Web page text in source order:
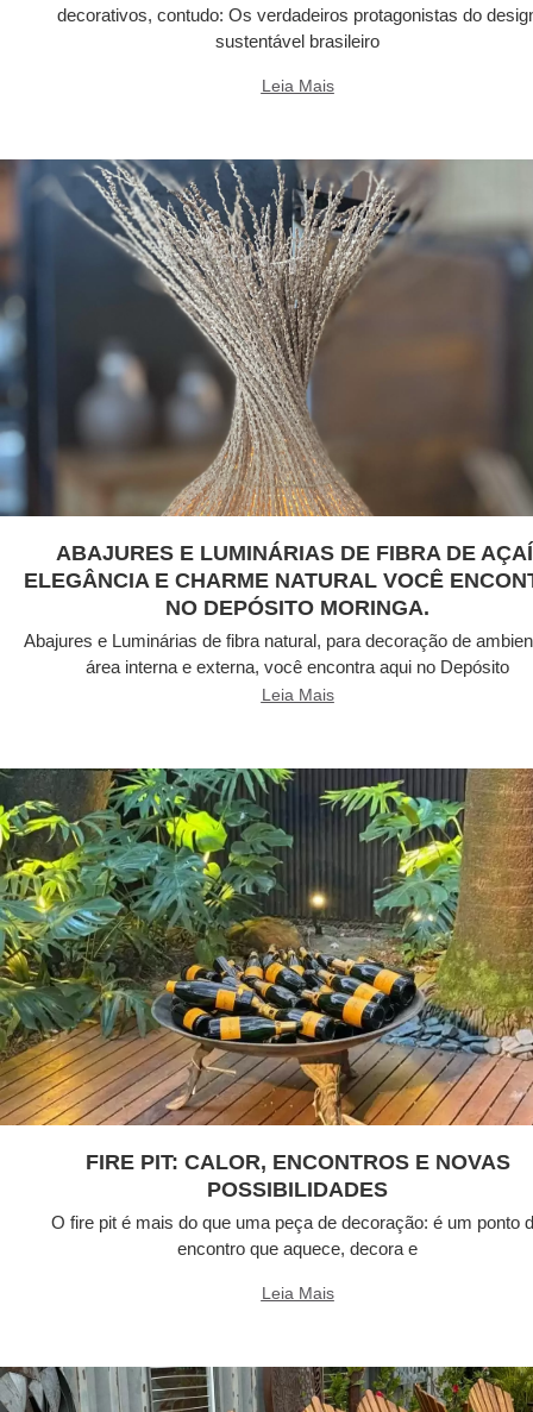
decorativos, contudo: Os verdadeiros protagonistas do
sustentável brasileiro
Leia Mais
ABAJURES E LUMINÁRIAS DE FIBRA DE
ELEGÂNCIA E CHARME NATURAL VOCÊ
NO DEPÓSITO MORINGA.
Abajures e Luminárias de fibra natural, para decoração de
área interna e externa, você encontra aqui no Depósito
Leia Mais
FIRE PIT: CALOR, ENCONTROS E NOVAS
POSSIBILIDADES
O fire pit é mais do que uma peça de decoração: é um ponto
encontro que aquece, decora e
Leia Mais